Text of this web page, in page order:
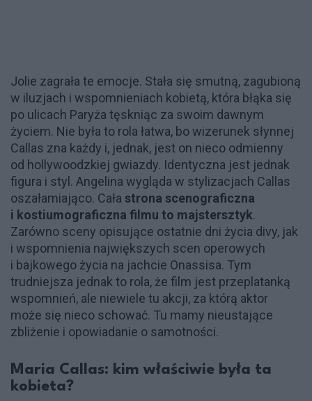
Jolie zagrała te emocje. Stała się smutną, zagubioną
w iluzjach i wspomnieniach kobietą, która błąka się
po ulicach Paryża tęskniąc za swoim dawnym
życiem. Nie była to rola łatwa, bo wizerunek słynnej
Callas zna każdy i, jednak, jest on nieco odmienny
od hollywoodzkiej gwiazdy. Identyczna jest jednak
figura i styl. Angelina wygląda w stylizacjach Callas
oszałamiająco. Cała strona scenograficzna
i kostiumograficzna filmu to majstersztyk.
Zarówno sceny opisujące ostatnie dni życia divy, jak
i wspomnienia największych scen operowych
i bajkowego życia na jachcie Onassisa. Tym
trudniejsza jednak to rola, że film jest przeplatanką
wspomnień, ale niewiele tu akcji, za którą aktor
może się nieco schować. Tu mamy nieustające
zbliżenie i opowiadanie o samotności.
Maria Callas: kim właściwie była ta
kobieta?